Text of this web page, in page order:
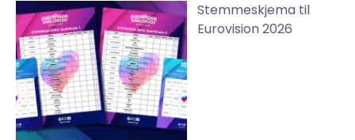
Stemmeskjema til
Eurovision 2026